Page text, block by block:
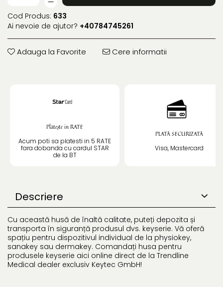
Cod Produs: 633
Ai nevoie de ajutor? +40784745261
Adauga la Favorite Cere informatii
Plătește in RATE
Acum poti sa platesti in 5 RATE
fara dobanda cu cardul STAR
de la BT
PLATĂ SECURIZATĂ
Visa, Mastercard
Descriere
Cu această husă de înaltă calitate, puteți depozita și
transporta în siguranță produsul dvs. keyserie. Vă oferă
spațiu pentru dispozitivul individual de la physiokey,
sanakey sau dermakey. Comandați husa pentru
produsele keyserie aici online direct de la Trendline
Medical dealer exclusiv Keytec GmbH!